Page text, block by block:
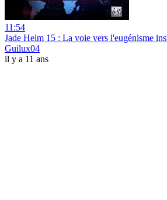
11:54
Jade Helm 15 : La voie vers l'eugénisme
Guilux04
il y a 11 ans